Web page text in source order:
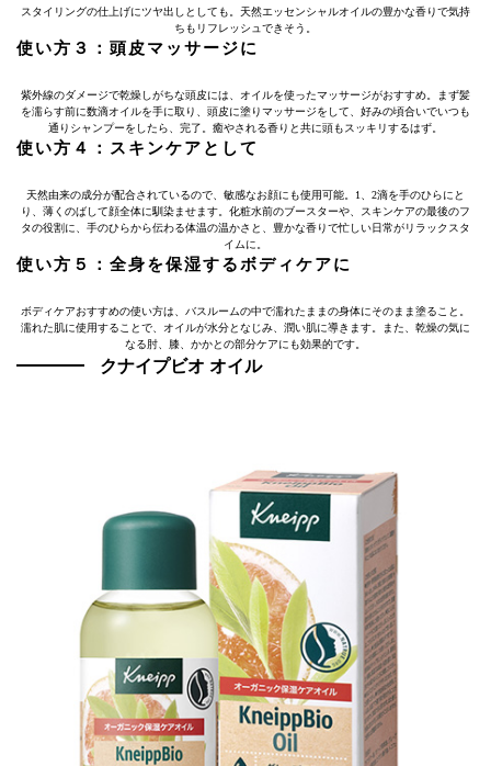
スタイリングの仕上げにツヤ出しとしても。天然エッセンシャルオイルの豊かな香りで気持
ちもリフレッシュできそう。
使い方３：頭皮マッサージに
紫外線のダメージで乾燥しがちな頭皮には、オイルを使ったマッサージがおすすめ。まず髪
を濡らす前に数滴オイルを手に取り、頭皮に塗りマッサージをして、好みの頃合いでいつも
通りシャンプーをしたら、完了。癒やされる香りと共に頭もスッキリするはず。
使い方４：スキンケアとして
天然由来の成分が配合されているので、敏感なお顔にも使用可能。1、2滴を手のひらにと
り、薄くのばして顔全体に馴染ませます。化粧水前のブースターや、スキンケアの最後のフ
タの役割に、手のひらから伝わる体温の温かさと、豊かな香りで忙しい日常がリラックスタ
イムに。
使い方５：全身を保湿するボディケアに
ボディケアおすすめの使い方は、バスルームの中で濡れたままの身体にそのまま塗ること。
濡れた肌に使用することで、オイルが水分となじみ、潤い肌に導きます。また、乾燥の気に
なる肘、膝、かかとの部分ケアにも効果的です。
クナイプビオ オイル